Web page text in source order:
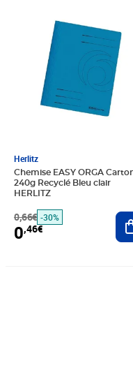
Herlitz
Chemise EASY ORGA
240g Recyclé Bleu clair
HERLITZ
0,66€ -30%
0,46€